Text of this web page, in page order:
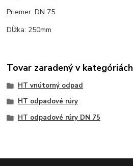
Priemer: DN 75
Dĺžka: 250mm
Tovar zaradený v kategóriách
HT vnútorný odpad
HT odpadové rúry
HT odpadové rúry DN 75